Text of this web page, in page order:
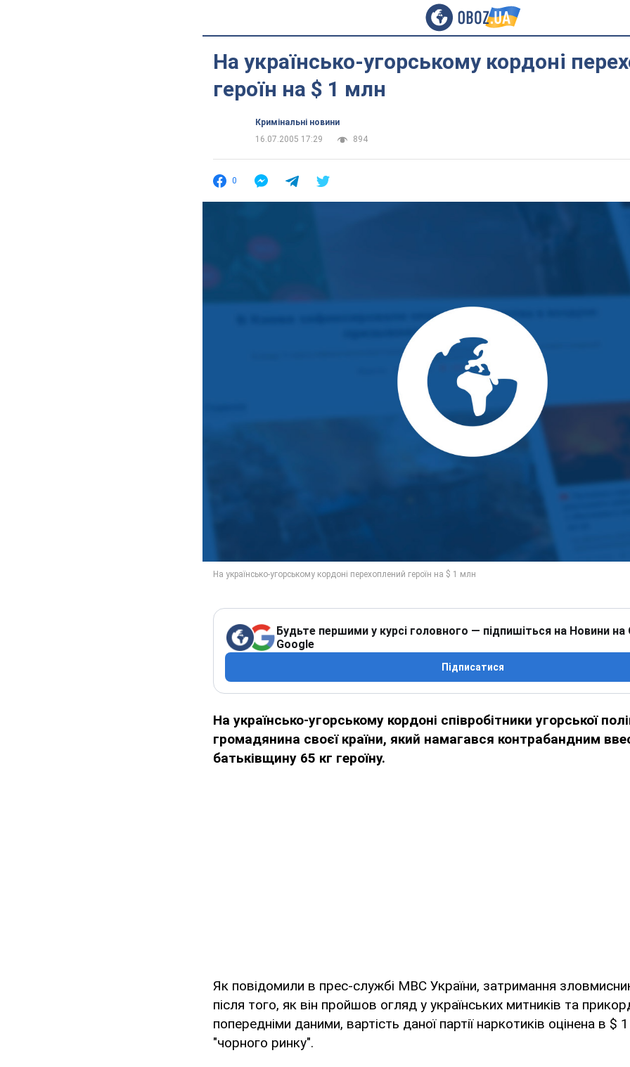
На українсько-угорському кордоні
героїн на $ 1 млн
Кримінальні новини
16.07.2005 17:29
894
0
Будьте першими у курсі головного — підпишіться на Новини на
Google
Підписатися
На українсько-угорському кордоні співробітники угорської
громадянина своєї країни, який намагався контрабандним
батьківщину 65 кг героїну.
Як повідомили в прес-службі МВС України, затримання
після того, як він пройшов огляд у українських митників та
попередніми даними, вартість даної партії наркотиків оцінена в $
"чорного ринку".